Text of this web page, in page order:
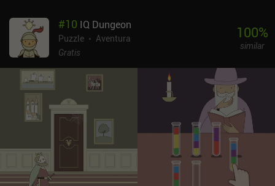
#10 IQ Dungeon
Puzzle
Aventura
Gratis
100%
similar